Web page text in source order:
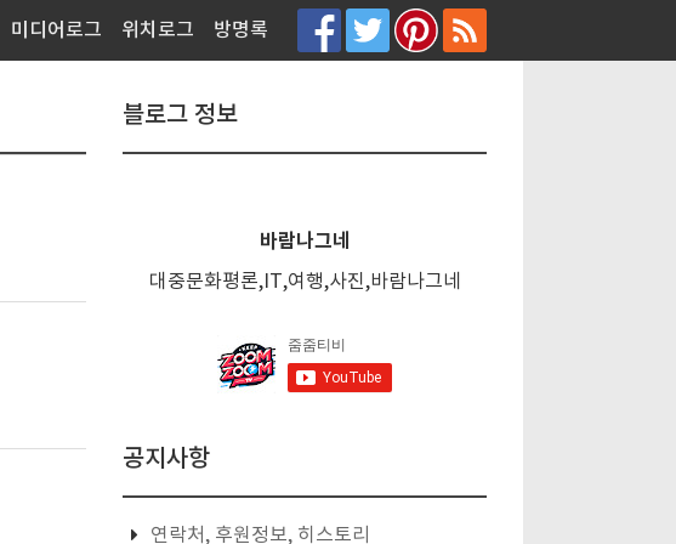
미디어로그 위치로그 방명록
블로그 정보
바람나그네
대중문화평론,IT,여행,사진,바람나그네
공지사항
연락처, 후원정보, 히스토리